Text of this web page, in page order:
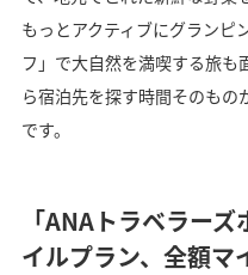
もっとアクティブにグランピ
フ」で大自然を満喫する旅も
ら宿泊先を探す時間そのも
です。
「ANAトラベラー
イルプラン、全額マ